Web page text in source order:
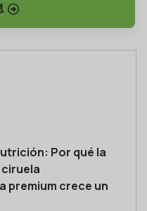
Por qué la
ciruela
premium crece un